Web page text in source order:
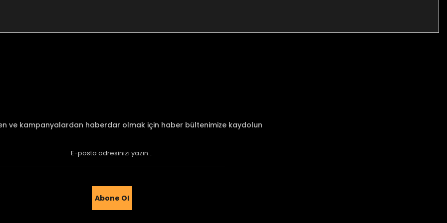
Gönder
ve kampanyalardan haberdar olmak için haber bültenimize kaydolun
Abone Ol